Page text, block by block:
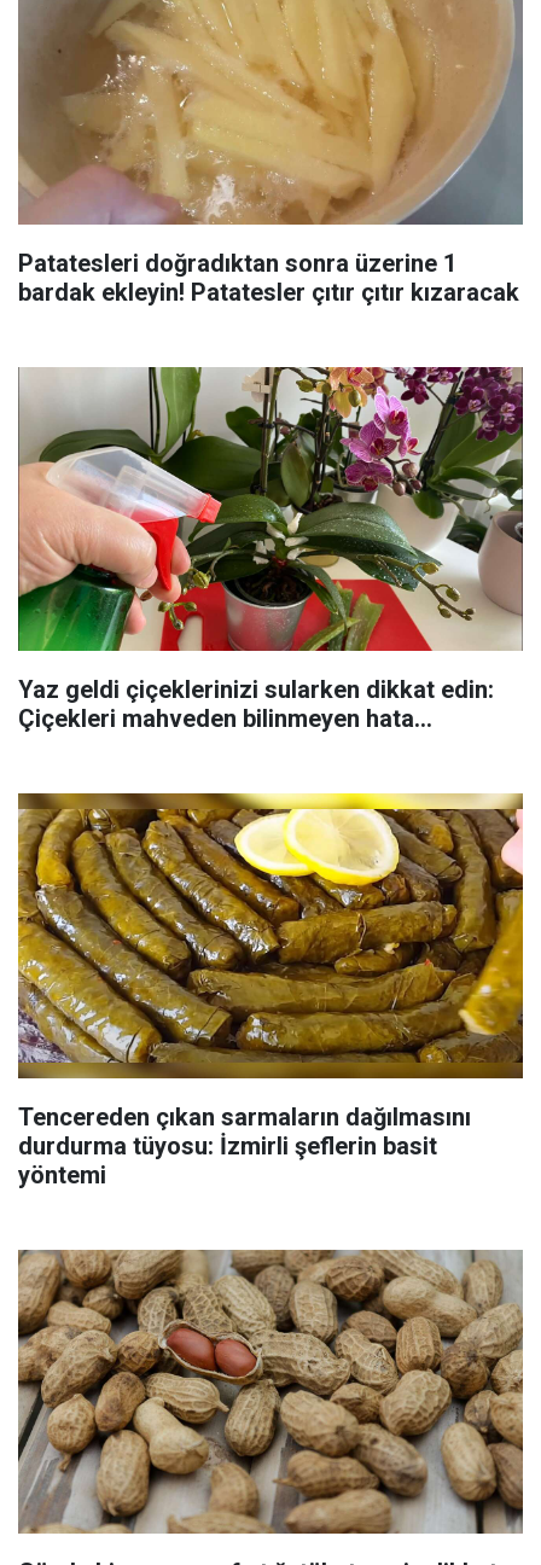
Patatesleri doğradıktan sonra üzerine 1
bardak ekleyin! Patatesler çıtır çıtır kızaracak
Yaz geldi çiçeklerinizi sularken dikkat edin:
Çiçekleri mahveden bilinmeyen hata...
Tencereden çıkan sarmaların dağılmasını
durdurma tüyosu: İzmirli şeflerin basit
yöntemi